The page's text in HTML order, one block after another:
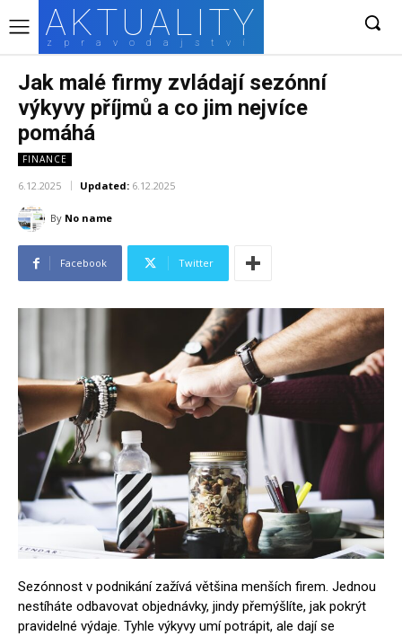
AKTUALITY
zpravodajství
Jak malé firmy zvládají sezónní
výkyvy příjmů a co jim nejvíce
pomáhá
FINANCE
6.12.2025 Updated: 6.12.2025
By No name
Facebook Twitter
Sezónnost v podnikání zažívá většina menších firem. Jednou
nestíháte odbavovat objednávky, jindy přemýšlíte, jak pokrýt
pravidelné výdaje. Tyhle výkyvy umí potrápit, ale dají se